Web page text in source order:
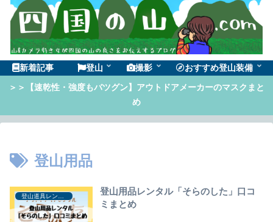
新着記事 登山 撮影 おすすめ登山装備
＞＞【速乾性・強度もバツグン】アウトドアメーカーのマスクまと
め
登山用品
登山用品レンタル「そらのした」口コ
ミまとめ